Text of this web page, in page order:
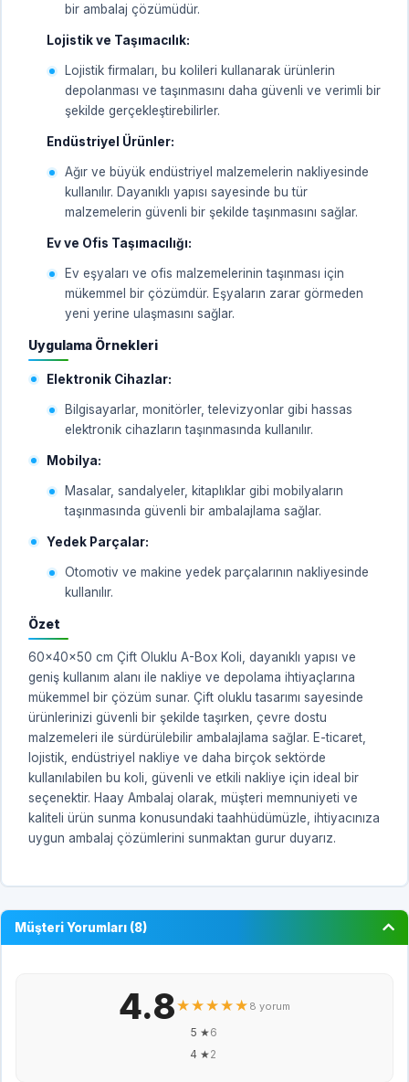
bir ambalaj çözümüdür.
Lojistik ve Taşımacılık:
Lojistik firmaları, bu kolileri kullanarak ürünlerin
depolanması ve taşınmasını daha güvenli ve verimli bir
şekilde gerçekleştirebilirler.
Endüstriyel Ürünler:
Ağır ve büyük endüstriyel malzemelerin nakliyesinde
kullanılır. Dayanıklı yapısı sayesinde bu tür
malzemelerin güvenli bir şekilde taşınmasını sağlar.
Ev ve Ofis Taşımacılığı:
Ev eşyaları ve ofis malzemelerinin taşınması için
mükemmel bir çözümdür. Eşyaların zarar görmeden
yeni yerine ulaşmasını sağlar.
Uygulama Örnekleri
Elektronik Cihazlar:
Bilgisayarlar, monitörler, televizyonlar gibi hassas
elektronik cihazların taşınmasında kullanılır.
Mobilya:
Masalar, sandalyeler, kitaplıklar gibi mobilyaların
taşınmasında güvenli bir ambalajlama sağlar.
Yedek Parçalar:
Otomotiv ve makine yedek parçalarının nakliyesinde
kullanılır.
Özet
60x40x50 cm Çift Oluklu A-Box Koli, dayanıklı yapısı ve
geniş kullanım alanı ile nakliye ve depolama ihtiyaçlarına
mükemmel bir çözüm sunar. Çift oluklu tasarımı sayesinde
ürünlerinizi güvenli bir şekilde taşırken, çevre dostu
malzemeleri ile sürdürülebilir ambalajlama sağlar. E-ticaret,
lojistik, endüstriyel nakliye ve daha birçok sektörde
kullanılabilen bu koli, güvenli ve etkili nakliye için ideal bir
seçenektir. Haay Ambalaj olarak, müşteri memnuniyeti ve
kaliteli ürün sunma konusundaki taahhüdümüzle, ihtiyacınıza
uygun ambalaj çözümlerini sunmaktan gurur duyarız.
Müşteri Yorumları (8)
4.8★★★★★ 8 yorum
5 ★6
4 ★2